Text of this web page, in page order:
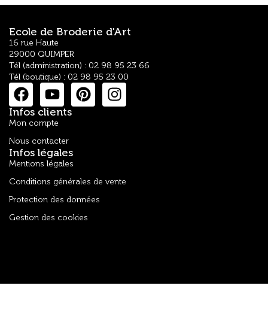
Ecole de Broderie d'Art
16 rue Haute
29000 QUIMPER
Tél (administration) : 02 98 95 23 66
Tél (boutique) : 02 98 95 23 00
Infos clients
Mon compte
Nous contacter
Infos légales
Mentions légales
Conditions générales de vente
Protection des données
Gestion des cookies